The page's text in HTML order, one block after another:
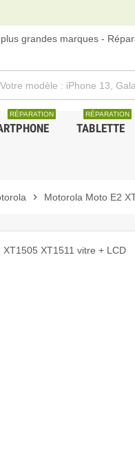
grandes marques -
RÉPARATION
TABLETTE
RÉPARATION
chevron_right Motorola Moto E2